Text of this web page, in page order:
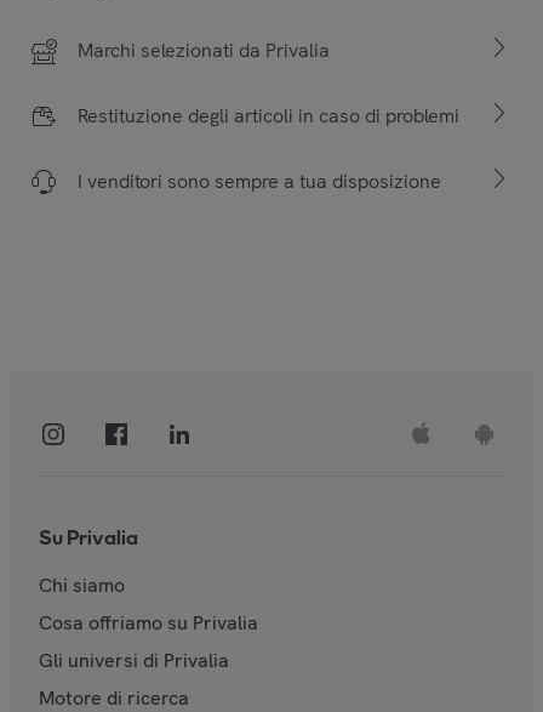
Marchi selezionati da Privalia
Restituzione degli articoli in caso di problemi
I venditori sono sempre a tua disposizione
Su Privalia
Chi siamo
Cosa offriamo su Privalia
Gli universi di Privalia
Motore di ricerca